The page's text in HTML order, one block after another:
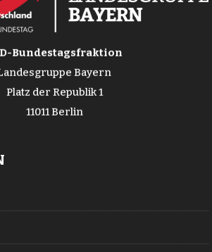
Bundestagsfraktion
Bayern
Platz der Republik 1
11011 Berlin